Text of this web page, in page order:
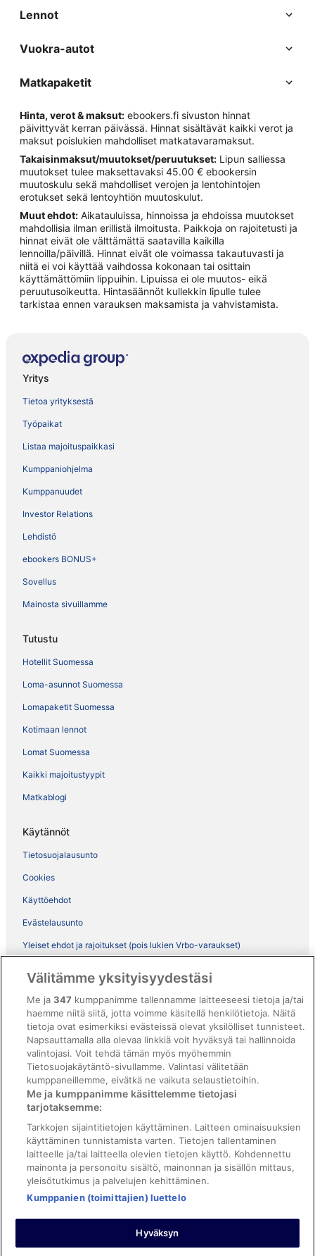
Lennot
Vuokra-autot
Matkapaketit
Hinta, verot & maksut: ebookers.fi sivuston hinnat
päivittyvät kerran päivässä. Hinnat sisältävät kaikki verot ja
maksut poislukien mahdolliset matkatavaramaksut.
Takaisinmaksut/muutokset/peruutukset: Lipun salliessa
muutokset tulee maksettavaksi 45.00 € ebookersin
muutoskulu sekä mahdolliset verojen ja lentohintojen
erotukset sekä lentoyhtiön muutoskulut.
Muut ehdot: Aikatauluissa, hinnoissa ja ehdoissa muutokset
mahdollisia ilman erillistä ilmoitusta. Paikkoja on rajoitetusti ja
hinnat eivät ole välttämättä saatavilla kaikilla
lennoilla/päivillä. Hinnat eivät ole voimassa takautuvasti ja
niitä ei voi käyttää vaihdossa kokonaan tai osittain
käyttämättömiin lippuihin. Lipuissa ei ole muutos- eikä
peruutusoikeutta. Hintasäännöt kullekkin lipulle tulee
tarkistaa ennen varauksen maksamista ja vahvistamista.
Yritys
Tietoa yrityksestä
Työpaikat
Listaa majoituspaikkasi
Kumppaniohjelma
Kumppanuudet
Investor Relations
Lehdistö
ebookers BONUS+
Sovellus
Mainosta sivuillamme
Tutustu
Hotellit Suomessa
Loma-asunnot Suomessa
Lomapaketit Suomessa
Kotimaan lennot
Lomat Suomessa
Kaikki majoitustyypit
Matkablogi
Käytännöt
Tietosuojalausunto
Cookies
Käyttöehdot
Evästelausunto
Yleiset ehdot ja rajoitukset (pois lukien Vrbo-varaukset)
ebookers BONUS+ -ohjelman ehdot
Oikeudelliset tiedot / ota meihin yhteyttä
Sisältövaatimukset ja ilmoituksen tekeminen sisällöstä
Tuki
Ota yhteyttä
Varauksen muuttaminen tai peruuttaminen
Varaa lento lentoyhtiön hyvityskupongeilla
Hyvityksen hakeminen ja aikarajat
©2026 Expedia, Inc., Expedia Groupin yritys. Kaikki oikeudet
Välitämme yksityisyydestäsi
Me ja347 kumppanimme tallennamme laitteeseesi tietoja ja/tai
haemme niitä siitä, jotta voimme käsitellä henkilötietoja. Näitä
tietoja ovat esimerkiksi evästeissä olevat yksilölliset tunnisteet.
Napsauttamalla alla olevaa linkkiä voit hyväksyä tai hallinnoida
valintojasi. Voit tehdä tämän myös myöhemmin
Tietosuojakäytäntö-sivullamme. Valintasi välitetään
kumppaneillemme, eivätkä ne vaikuta selaustietoihin.
Me ja kumppanimme käsittelemme tietojasi
tarjotaksemme:
Tarkkojen sijaintitietojen käyttäminen. Laitteen ominaisuuksien
käyttäminen tunnistamista varten. Tietojen tallentaminen
laitteelle ja/tai laitteella olevien tietojen käyttö. Kohdennettu
mainonta ja personoitu sisältö, mainonnan ja sisällön mittaus,
yleisötutkimus ja palvelujen kehittäminen.
Kumppanien (toimittajien) luettelo
Hyväksyn